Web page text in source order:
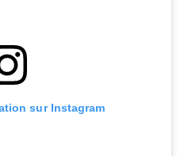
sur Instagram